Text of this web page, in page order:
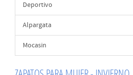
Deportivo
Alpargata
Mocasin